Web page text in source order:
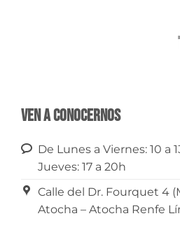
Ven a conocernos
De Lunes a Viernes: 10 a
Jueves: 17 a 20h
Calle del Dr. Fourquet 4
Atocha – Atocha Renfe